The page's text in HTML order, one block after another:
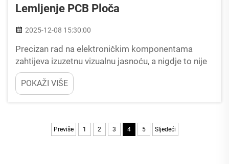
Lemljenje PCB Ploča
2025-12-08 15:30:00
Precizan rad na elektroničkim komponentama
zahtijeva izuzetnu vizualnu jasnoću, a nigdje to nije
kritičnije nego pri radu s pločicama s tiskanim
spojevima. Bilo da ste profesionalni tehničar,
elektronički entuzijast ili stručnjak za popravke,
POKAŽI VIŠE
Previše 1 2 3 4 5 Sljedeći